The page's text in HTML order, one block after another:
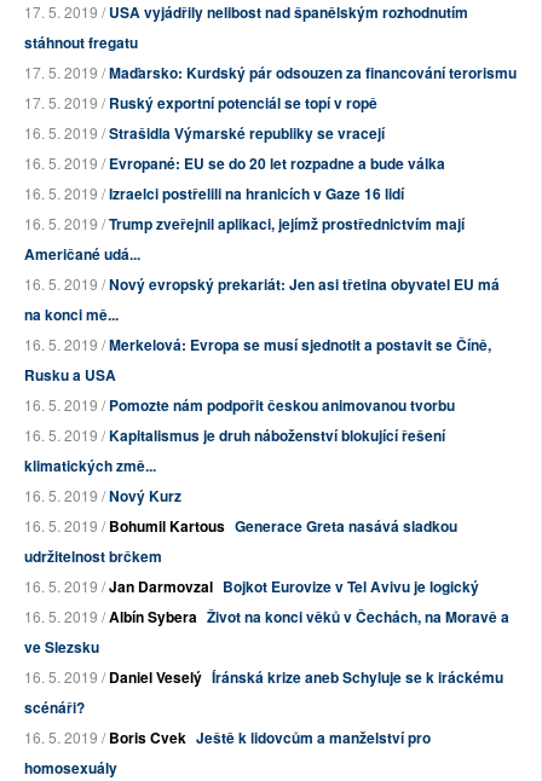
17. 5. 2019 /USA vyjádřily nelibost nad španělským rozhodnutím
stáhnout fregatu
17. 5. 2019 /Maďarsko: Kurdský pár odsouzen za financování terorismu
17. 5. 2019 /Ruský exportní potenciál se topí v ropě
16. 5. 2019 /Strašidla Výmarské republiky se vracejí
16. 5. 2019 /Evropané: EU se do 20 let rozpadne a bude válka
16. 5. 2019 /Izraelci postřelili na hranicích v Gaze 16 lidí
16. 5. 2019 /Trump zveřejnil aplikaci, jejímž prostřednictvím mají
Američané udá...
16. 5. 2019 /Nový evropský prekariát: Jen asi třetina obyvatel EU má
na konci mě...
16. 5. 2019 /Merkelová: Evropa se musí sjednotit a postavit se Číně,
Rusku a USA
16. 5. 2019 /Pomozte nám podpořit českou animovanou tvorbu
16. 5. 2019 /Kapitalismus je druh náboženství blokující řešení
klimatických změ...
16. 5. 2019 /Nový Kurz
16. 5. 2019 /Bohumil Kartous Generace Greta nasává sladkou
udržitelnost brčkem
16. 5. 2019 /Jan Darmovzal Bojkot Eurovize v Tel Avivu je logický
16. 5. 2019 /Albín Sybera Život na konci věků v Čechách, na Moravě a
ve Slezsku
16. 5. 2019 /Daniel Veselý Íránská krize aneb Schyluje se k iráckému
scénáři?
16. 5. 2019 /Boris Cvek Ještě k lidovcům a manželství pro
homosexuály